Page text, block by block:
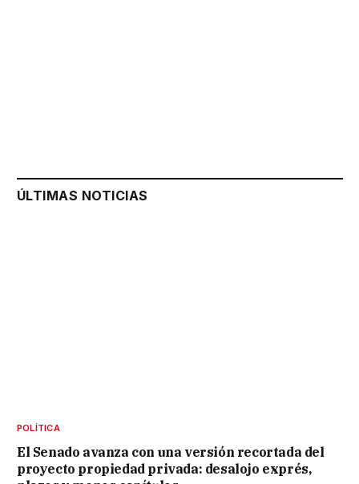
ÚLTIMAS NOTICIAS
POLÍTICA
El Senado avanza con una versión recortada del
proyecto propiedad privada: desalojo exprés,